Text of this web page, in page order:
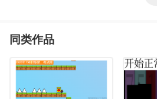
同类作品